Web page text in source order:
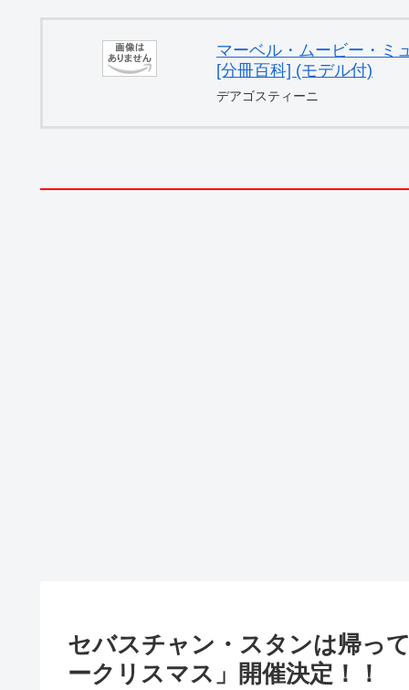
マーベル・ムービー・ミ
[分冊百科] (モデル付)
デアゴスティーニ
セバスチャン・スタンは帰っ
ークリスマス」開催決定！！